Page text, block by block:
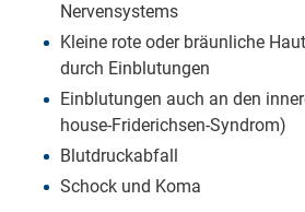
Ner­ven­sys­tems
Klei­ne ro­te oder bräun­li­che
durch Ein­blu­tun­gen
Ein­blu­tun­gen auch an den
house-Fride­rich­sen-Syn­drom)
Blut­druck­ab­fall
Schock und Ko­ma